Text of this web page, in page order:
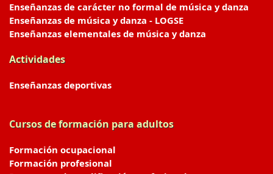
Enseñanzas de carácter no formal de música y danza
Enseñanzas de música y danza - LOGSE
Enseñanzas elementales de música y danza
Actividades
Enseñanzas deportivas
Cursos de formación para adultos
Formación ocupacional
Formación profesional